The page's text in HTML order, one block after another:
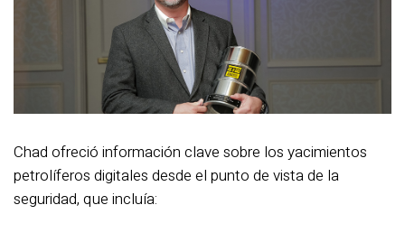
Chad ofreció información clave sobre los yacimientos
petrolíferos digitales desde el punto de vista de la
seguridad, que incluía: